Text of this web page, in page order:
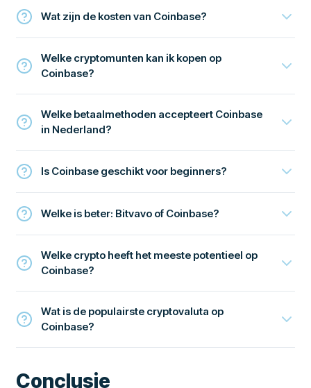
Wat zijn de kosten van Coinbase?
Welke cryptomunten kan ik kopen op
Coinbase?
Welke betaalmethoden accepteert Coinbase
in Nederland?
Is Coinbase geschikt voor beginners?
Welke is beter: Bitvavo of Coinbase?
Welke crypto heeft het meeste potentieel op
Coinbase?
Wat is de populairste cryptovaluta op
Coinbase?
Conclusie